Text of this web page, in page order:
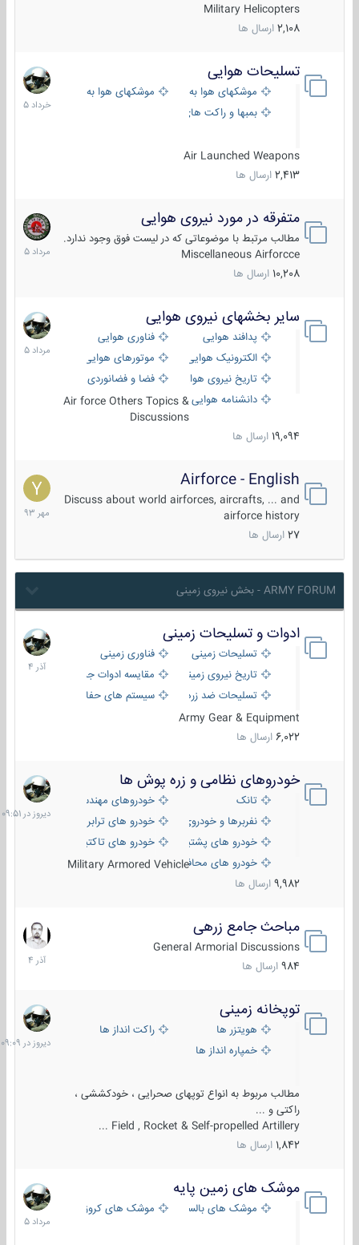
Military Helicopters
2,108 ارسال ها
تسلیحات هوایی
موشکهای هوا به هوا
موشکهای هوا به سطح
بمبها و راکت های هوایی
Air Launched Weapons
2,413 ارسال ها
30
خرداد
1405
متفرقه در مورد نیروی هوایی
مطالب مرتبط با موضوعاتی که در لیست فوق وجود ندارد.
Miscellaneous Airforcce
10,208 ارسال ها
7
مرداد
1405
سایر بخشهای نیروی هوایی
پدافند هوایی
فناوری هوایی
الکترونیک هوایی
موتورهای هوایی
تاریخ نیروی هوایی
فضا و فضانوردی
دانشنامه هواییAir force Others Topics &
Discussions
19,094 ارسال ها
2
مرداد
1405
Airforce - English
Discuss about world airforces, aircrafts, ... and
airforce history
27 ارسال ها
15
مهر
1393
ARMY FORUM - بخش نیروی زمینی
ادوات و تسلیحات زمینی
تسلیحات زمینی
فناوری زمینی
تاریخ نیروی زمینی
مقایسه ادوات جنگی
تسلیحات ضد زره
سیستم های حفاظت فعال
Army Gear & Equipment
6,022 ارسال ها
21
آذر
1404
خودروهای نظامی و زره پوش ها
تانک
خودروهای مهندسی
نفربرها و خودروی های رزمی پیاده نظام
خودرو های ترابری نظامی
خودرو های پشتیبانی آتش ، شناسایی و ضد تانک
خودرو های تاکتیکی نظامی
خودرو های محافظت شدهMilitary Armored Vehicle
9,982 ارسال ها
دیروز
در
09:51
مباحث جامع زرهی
General Armorial Discussions
984 ارسال ها
7
آذر
1404
توپخانه زمینی
هویتزر ها
راکت انداز ها
خمپاره انداز ها
مطالب مربوط به انواع توپهای صحرایی ، خودکششی ،
راکتی و ...
Field , Rocket & Self-propelled Artillery ...
1,842 ارسال ها
دیروز
در
09:09
موشک های زمین پایه
موشک های بالستیک موشک های کروز
2
مرداد
1405